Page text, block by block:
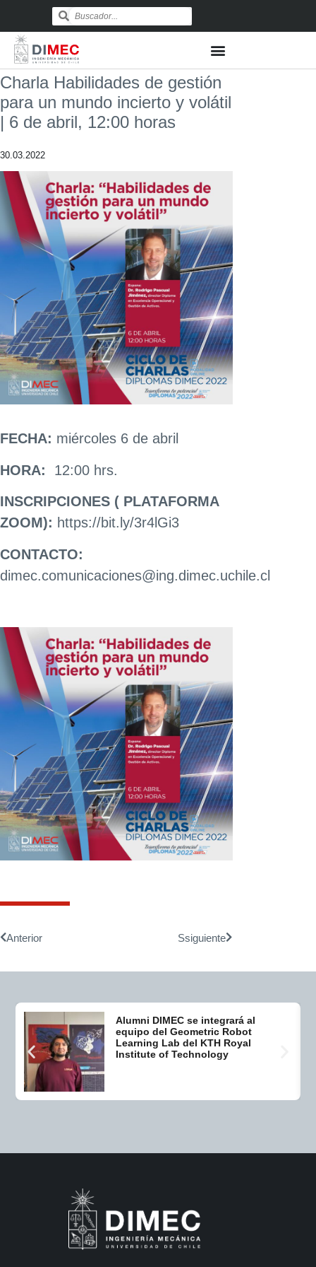
Charla Habilidades de gestión
para un mundo incierto y volátil
| 6 de abril, 12:00 horas
30.03.2022
FECHA: miércoles 6 de abril
HORA: 12:00 hrs.
INSCRIPCIONES ( PLATAFORMA
ZOOM): https://bit.ly/3r4lGi3
CONTACTO:
dimec.comunicaciones@ing.dimec.uchile.cl
Anterior Ssiguiente
Alumni DIMEC se integrará al
equipo del Geometric Robot
Learning Lab del KTH Royal
Institute of Technology